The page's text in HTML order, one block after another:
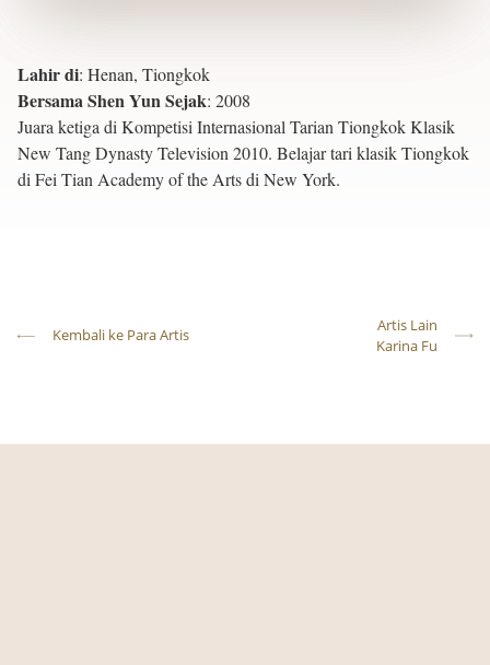
Lahir di: Henan, Tiongkok
Bersama Shen Yun Sejak: 2008
Juara ketiga di Kompetisi Internasional Tarian Tiongkok Klasik
New Tang Dynasty Television 2010. Belajar tari klasik Tiongkok
di Fei Tian Academy of the Arts di New York.
Kembali ke Para Artis
Artis Lain
Karina Fu